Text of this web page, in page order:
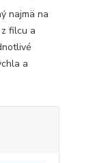
najmä na
filcu a
a